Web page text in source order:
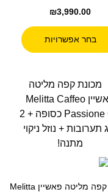
₪3,990.00
בחר אפשרויות
מכונת קפה מליטה פאשיין Melitta